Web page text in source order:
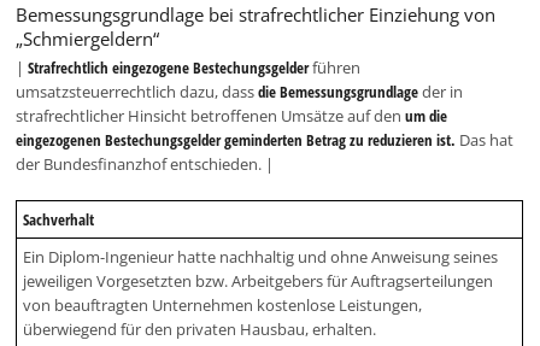
Bemessungsgrundlage bei strafrechtlicher Einziehung von
„Schmiergeldern“
|Strafrechtlich eingezogene Bestechungsgelderführen
umsatzsteuerrechtlich dazu, dassdie Bemessungsgrundlageder in
strafrechtlicher Hinsicht betroffenen Umsätze auf denum die
eingezogenen Bestechungsgelder geminderten Betrag zu reduzieren ist. Das hat
der Bundesfinanzhof entschieden. |
Sachverhalt
Ein Diplom-Ingenieur hatte nachhaltig und ohne Anweisung seines
jeweiligen Vorgesetzten bzw. Arbeitgebers für Auftragserteilungen
von beauftragten Unternehmen kostenlose Leistungen,
überwiegend für den privaten Hausbau, erhalten.